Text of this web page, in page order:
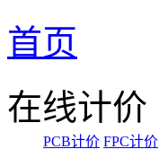
首页
在线计价
PCB计价 FPC计价